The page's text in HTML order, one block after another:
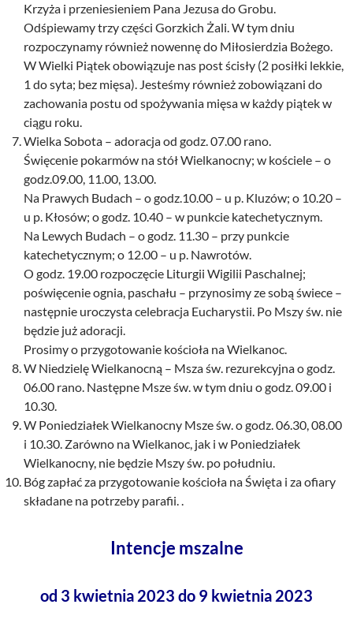
Krzyża i przeniesieniem Pana Jezusa do Grobu.
Odśpiewamy trzy części Gorzkich Żali. W tym dniu
rozpoczynamy również nowennę do Miłosierdzia Bożego.
W Wielki Piątek obowiązuje nas post ścisły (2 posiłki lekkie,
1 do syta; bez mięsa). Jesteśmy również zobowiązani do
zachowania postu od spożywania mięsa w każdy piątek w
ciągu roku.
Wielka Sobota – adoracja od godz. 07.00 rano.
Święcenie pokarmów na stół Wielkanocny; w kościele – o
godz.09.00, 11.00, 13.00.
Na Prawych Budach – o godz.10.00 – u p. Kluzów; o 10.20 –
u p. Kłosów; o godz. 10.40 – w punkcie katechetycznym.
Na Lewych Budach – o godz. 11.30 – przy punkcie
katechetycznym; o 12.00 – u p. Nawrotów.
O godz. 19.00 rozpoczęcie Liturgii Wigilii Paschalnej;
poświęcenie ognia, paschału – przynosimy ze sobą świece –
następnie uroczysta celebracja Eucharystii. Po Mszy św. nie
będzie już adoracji.
Prosimy o przygotowanie kościoła na Wielkanoc.
W Niedzielę Wielkanocną – Msza św. rezurekcyjna o godz.
06.00 rano. Następne Msze św. w tym dniu o godz. 09.00 i
10.30.
W Poniedziałek Wielkanocny Msze św. o godz. 06.30, 08.00
i 10.30. Zarówno na Wielkanoc, jak i w Poniedziałek
Wielkanocny, nie będzie Mszy św. po południu.
Bóg zapłać za przygotowanie kościoła na Święta i za ofiary
składane na potrzeby parafii. .
Intencje mszalne
od 3 kwietnia 2023 do 9 kwietnia 2023